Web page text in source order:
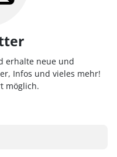
erhalte neue und
Infos und vieles mehr!
möglich.